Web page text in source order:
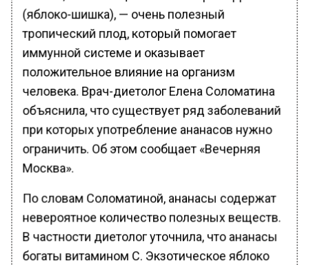
(яблоко-шишка), — очень полезный
тропический плод, который помогает
иммунной системе и оказывает
положительное влияние на организм
человека. Врач-диетолог Елена Соломатина
объяснила, что существует ряд заболеваний
при которых употребление ананасов нужно
ограничить. Об этом сообщает «Вечерняя
Москва».
По словам Соломатиной, ананасы содержат
невероятное количество полезных веществ.
В частности диетолог уточнила, что ананасы
богаты витамином C. Экзотическое яблоко